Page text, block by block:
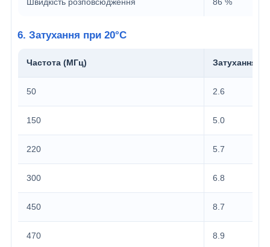
6. Затухання при 20°C
Частота (МГц) Затухання
50 2.6
150 5.0
220 5.7
300 6.8
450 8.7
470 8.9